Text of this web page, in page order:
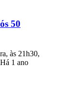
50
às 21h30,
Há 1 ano